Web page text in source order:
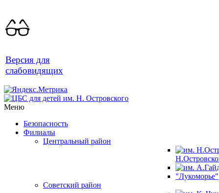
Версия для
слабовидящих
Меню
Безопасность
Филиалы
Центральный район
"Лукоморье"
Советский район